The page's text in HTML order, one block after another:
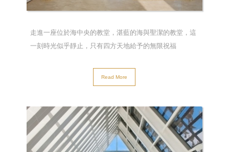
走進一座位於海中央的教堂，湛藍的海與聖潔的教堂，這
一刻時光似乎靜止，只有四方天地給予的無限祝福
Read More